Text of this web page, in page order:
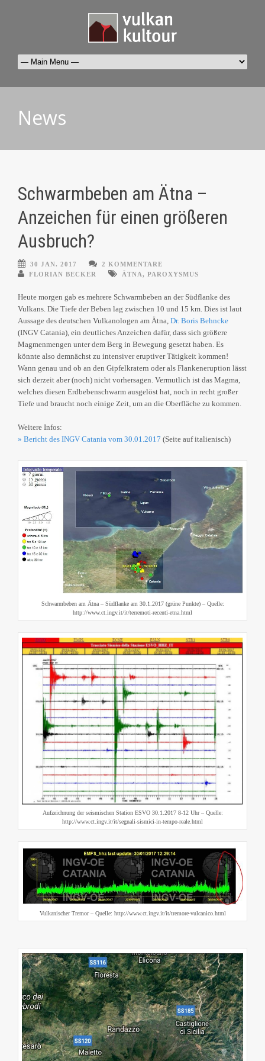
News
Schwarmbeben am Ätna –
Anzeichen für einen größeren
Ausbruch?
30 JAN. 2017
2 KOMMENTARE
FLORIAN BECKER
ÄTNA, PAROXYSMUS
Heute morgen gab es mehrere Schwarmbeben an der Südflanke des
Vulkans. Die Tiefe der Beben lag zwischen 10 und 15 km. Dies ist laut
Aussage des deutschen Vulkanologen am Ätna, Dr. Boris Behncke
(INGV Catania), ein deutliches Anzeichen dafür, dass sich größere
Magmenmengen unter dem Berg in Bewegung gesetzt haben. Es
könnte also demnächst zu intensiver eruptiver Tätigkeit kommen!
Wann genau und ob an den Gipfelkratern oder als Flankeneruption lässt
sich derzeit aber (noch) nicht vorhersagen. Vermutlich ist das Magma,
welches diesen Erdbebenschwarm ausgelöst hat, noch in recht großer
Tiefe und braucht noch einige Zeit, um an die Oberfläche zu kommen.
Weitere Infos:
» Bericht des INGV Catania vom 30.01.2017 (Seite auf italienisch)
Schwarmbeben am Ätna – Südflanke am 30.1.2017 (grüne Punkte) – Quelle:
http://www.ct.ingv.it/it/terremoti-recenti-etna.html
Aufzeichnung der seismischen Station ESVO 30.1.2017 8-12 Uhr – Quelle:
http://www.ct.ingv.it/it/segnali-sismici-in-tempo-reale.html
Vulkanischer Tremor – Quelle: http://www.ct.ingv.it/it/tremore-vulcanico.html